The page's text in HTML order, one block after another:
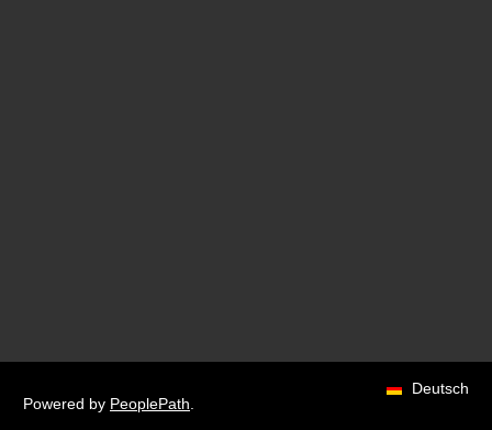
Deutsch
Powered by PeoplePath